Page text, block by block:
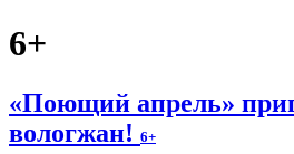
6+
«Поющий апрель»
вологжан! 6+